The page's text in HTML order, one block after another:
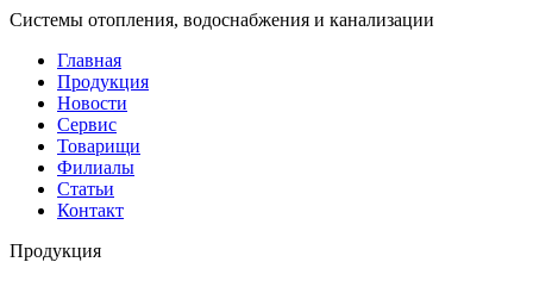
Системы отопления, водоснабжения и канализации
Главная
Продукция
Новости
Сервис
Товарищи
Филиалы
Статьи
Контакт
Продукция